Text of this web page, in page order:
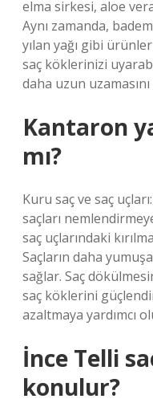
elma sirkesi, aloe
Aynı zamanda,
yılan yağı gibi
saç köklerinizi
daha uzun
Kantaron
mı?
Kuru saç ve saç
saçları
saç uçlarındaki
Saçların daha
sağlar. Saç
saç köklerini
azaltmaya yardımcı
İnce Telli
konulur?